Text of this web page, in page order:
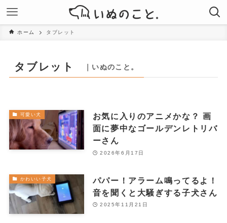
ホーム タブレット
タブレット ｜いぬのこと。
可愛い犬
お気に入りのアニメかな？ 画
面に夢中なゴールデンレトリバ
ーさん
2026年6月17日
かわいい子犬
パパー！アラーム鳴ってるよ！
音を聞くと大騒ぎする子犬さん
2025年11月21日